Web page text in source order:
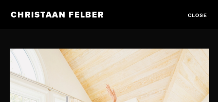
CHRISTAAN FELBER CLOSE